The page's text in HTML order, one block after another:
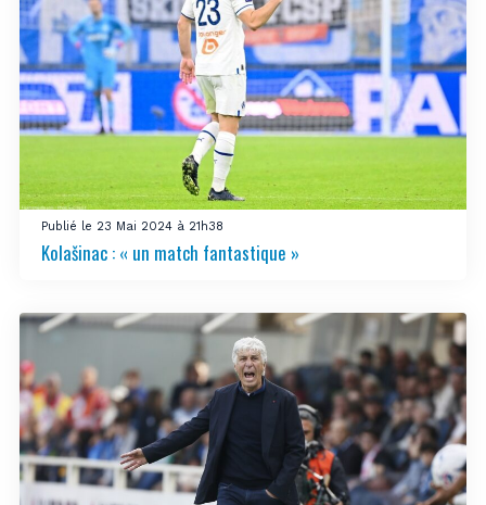
Publié le 23 Mai 2024 à 21h38
Kolašinac : « un match fantastique »